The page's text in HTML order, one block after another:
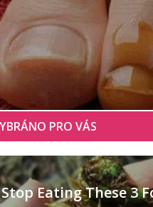
Stop Eating These 3